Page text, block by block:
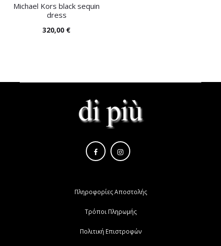
Michael Kors black sequin
dress
320,00 €
Πληροφορίες Αποστολής
Τρόποι Πληρωμής
Πολιτική Επιστροφών